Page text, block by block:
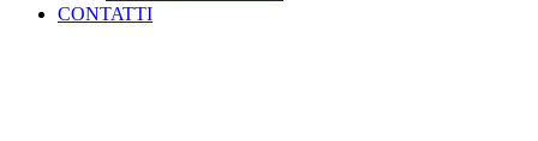
CONTATTI